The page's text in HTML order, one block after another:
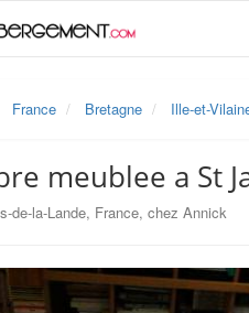
France Bretagne Ille-et-
meublee a St
de-la-Lande, France, chez Annick